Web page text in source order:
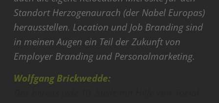
Standort Herzogenaurach (der Nabel Europas)
herausstellen. Location und Job Branding sind
in meinen Augen ein Teil der Zukunft von
Employer Branding und Personalmarketing.
Wolfgang Brickwedde: